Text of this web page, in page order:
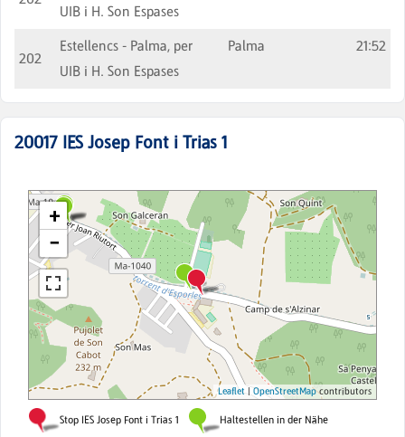
UIB i H. Son Espases
202
Estellencs - Palma, per
UIB i H. Son Espases
Palma 21:52
20017 IES Josep Font i Trias 1